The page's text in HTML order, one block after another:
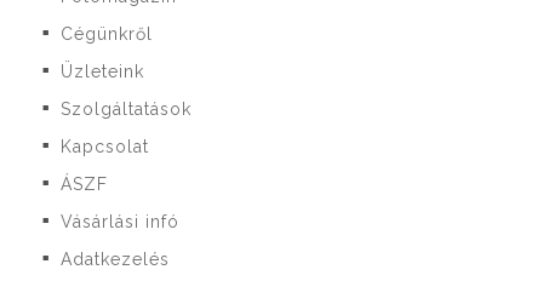
■ Cégünkről
■ Üzleteink
■ Szolgáltatások
■ Kapcsolat
■ ÁSZF
■ Vásárlási infó
■ Adatkezelés